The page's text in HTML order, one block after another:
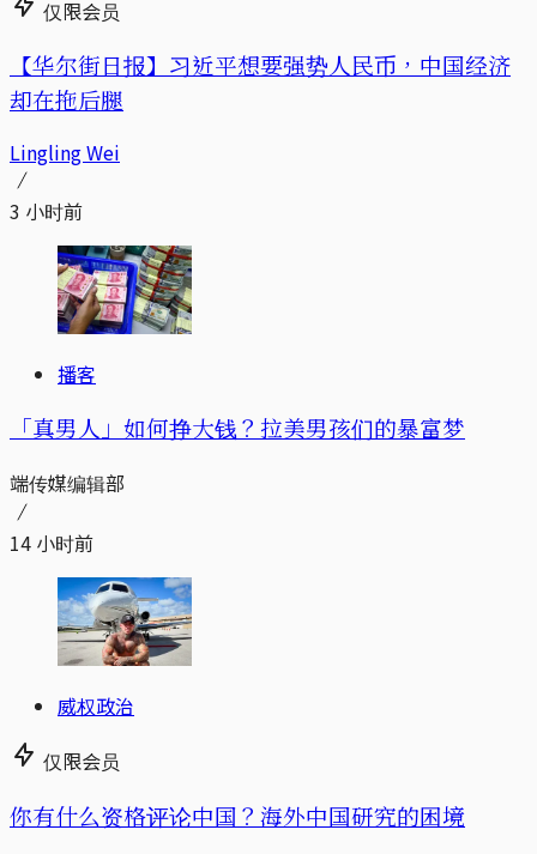
仅限会员
【华尔街日报】习近平想要强势人民币，中国经济
却在拖后腿
Lingling Wei
3 小时前
播客
「真男人」如何挣大钱？拉美男孩们的暴富梦
端传媒编辑部
14 小时前
威权政治
仅限会员
你有什么资格评论中国？海外中国研究的困境